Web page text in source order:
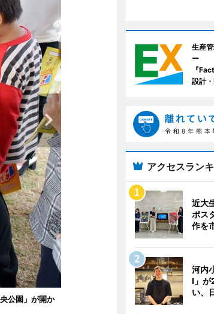
公園」が開か
生産
ー
『
設計
アクセスラン
近大
ポス
作を
河内
I」
い、